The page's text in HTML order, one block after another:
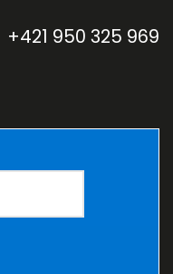
+421 950 325 969